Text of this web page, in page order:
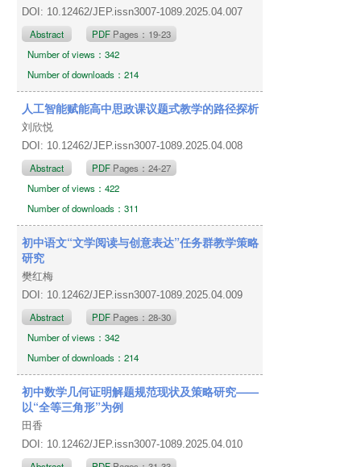
DOI: 10.12462/JEP.issn3007-1089.2025.04.007
Abstract PDF Pages：19-23
Number of views：342
Number of downloads：214
人工智能赋能高中思政课议题式教学的路径探析
刘欣悦
DOI: 10.12462/JEP.issn3007-1089.2025.04.008
Abstract PDF Pages：24-27
Number of views：422
Number of downloads：311
初中语文“文学阅读与创意表达”任务群教学策略
研究
樊红梅
DOI: 10.12462/JEP.issn3007-1089.2025.04.009
Abstract PDF Pages：28-30
Number of views：342
Number of downloads：214
初中数学几何证明解题规范现状及策略研究——
以“全等三角形”为例
田香
DOI: 10.12462/JEP.issn3007-1089.2025.04.010